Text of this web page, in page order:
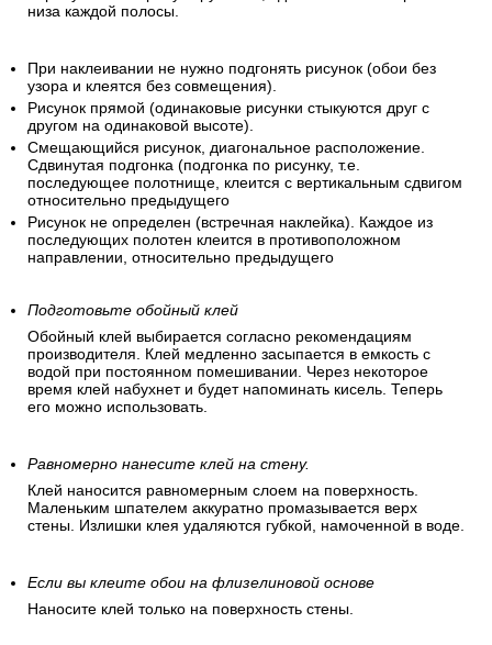
низа каждой полосы.
При наклеивании не нужно подгонять рисунок (обои без
узора и клеятся без совмещения).
Рисунок прямой (одинаковые рисунки стыкуются друг с
другом на одинаковой высоте).
Смещающийся рисунок, диагональное расположение.
Сдвинутая подгонка (подгонка по рисунку, т.е.
последующее полотнище, клеится с вертикальным сдвигом
относительно предыдущего
Рисунок не определен (встречная наклейка). Каждое из
последующих полотен клеится в противоположном
направлении, относительно предыдущего
Подготовьте обойный клей
Обойный клей выбирается согласно рекомендациям
производителя. Клей медленно засыпается в емкость с
водой при постоянном помешивании. Через некоторое
время клей набухнет и будет напоминать кисель. Теперь
его можно использовать.
Равномерно нанесите клей на стену.
Клей наносится равномерным слоем на поверхность.
Маленьким шпателем аккуратно промазывается верх
стены. Излишки клея удаляются губкой, намоченной в воде.
Если вы клеите обои на флизелиновой основе
Наносите клей только на поверхность стены.